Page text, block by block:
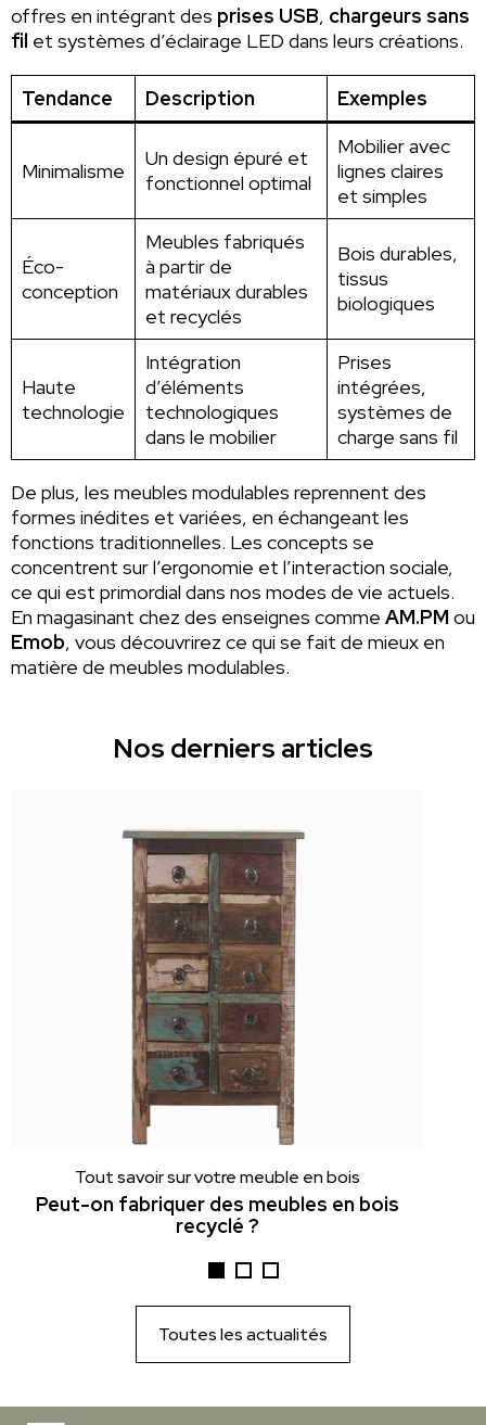
offres en intégrant des prises USB, chargeurs sans
fil et systèmes d’éclairage LED dans leurs créations.
Tendance Description Exemples
Minimalisme
Un design épuré et
fonctionnel optimal
Mobilier avec
lignes claires
et simples
Éco-
conception
Meubles fabriqués
à partir de
matériaux durables
et recyclés
Bois durables,
tissus
biologiques
Haute
technologie
Intégration
d’éléments
technologiques
dans le mobilier
Prises
intégrées,
systèmes de
charge sans fil
De plus, les meubles modulables reprennent des
formes inédites et variées, en échangeant les
fonctions traditionnelles. Les concepts se
concentrent sur l’ergonomie et l’interaction sociale,
ce qui est primordial dans nos modes de vie actuels.
En magasinant chez des enseignes comme AM.PM ou
Emob, vous découvrirez ce qui se fait de mieux en
matière de meubles modulables.
Nos derniers articles
Tout savoir sur votre meuble en bois
Peut-on fabriquer des meubles en bois
recyclé ?
Toutes les actualités